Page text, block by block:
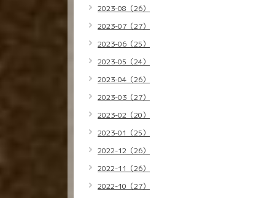
2023-08（26）
2023-07（27）
2023-06（25）
2023-05（24）
2023-04（26）
2023-03（27）
2023-02（20）
2023-01（25）
2022-12（26）
2022-11（26）
2022-10（27）